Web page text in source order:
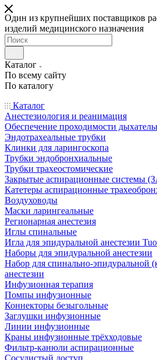
Один из крупнейших поставщиков
изделий медицинского назначения
Каталог
По всему сайту
По каталогу
Каталог
Анестезиология и реанимация
Обеспечение проходимости
Эндотрахеальные трубки
Клинки для ларингоскопа
Трубки эндобронхиальные
Трубки трахеостомические
Закрытые аспирационные системы
Катетеры аспирационные
Воздуховоды
Маски ларингеальные
Регионарная анестезия
Иглы спинальные
Игла для эпидуральной анестезии
Наборы для эпидуральной анестезии
Набор для спинально-эпидуральной
анестезии
Инфузионная терапия
Помпы инфузионные
Коннекторы безыгольные
Заглушки инфузионные
Линии инфузионные
Краны инфузионные трёхходовые
Фильтр-канюли аспирационные
Сосудистый доступ